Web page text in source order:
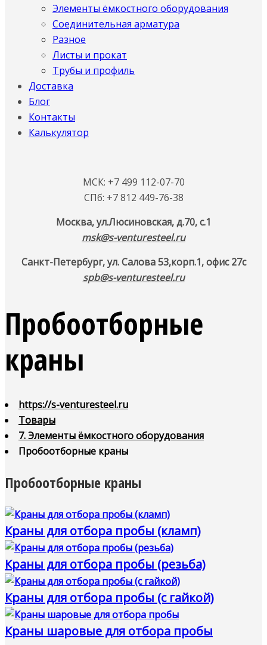
Элементы ёмкостного оборудования
Соединительная арматура
Разное
Листы и прокат
Трубы и профиль
Доставка
Блог
Контакты
Калькулятор
МСК: +7 499 112-07-70
СПб: +7 812 449-76-38
Москва, ул.Люсиновская, д.70, с.1
msk@s-venturesteel.ru
Санкт-Петербург, ул. Салова 53,корп.1, офис 27с
spb@s-venturesteel.ru
Пробоотборные
краны
https://s-venturesteel.ru
Товары
7. Элементы ёмкостного оборудования
Пробоотборные краны
Пробоотборные краны
Краны для отбора пробы (кламп)
Краны для отбора пробы (резьба)
Краны для отбора пробы (с гайкой)
Краны шаровые для отбора пробы